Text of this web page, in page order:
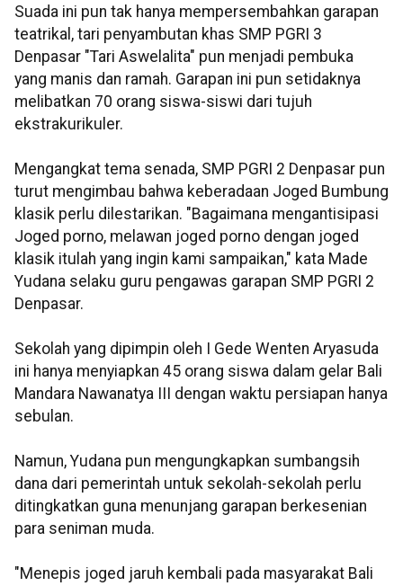
Suada ini pun tak hanya mempersembahkan garapan
teatrikal, tari penyambutan khas SMP PGRI 3
Denpasar "Tari Aswelalita" pun menjadi pembuka
yang manis dan ramah. Garapan ini pun setidaknya
melibatkan 70 orang siswa-siswi dari tujuh
ekstrakurikuler.
Mengangkat tema senada, SMP PGRI 2 Denpasar pun
turut mengimbau bahwa keberadaan Joged Bumbung
klasik perlu dilestarikan. "Bagaimana mengantisipasi
Joged porno, melawan joged porno dengan joged
klasik itulah yang ingin kami sampaikan," kata Made
Yudana selaku guru pengawas garapan SMP PGRI 2
Denpasar.
Sekolah yang dipimpin oleh I Gede Wenten Aryasuda
ini hanya menyiapkan 45 orang siswa dalam gelar Bali
Mandara Nawanatya III dengan waktu persiapan hanya
sebulan.
Namun, Yudana pun mengungkapkan sumbangsih
dana dari pemerintah untuk sekolah-sekolah perlu
ditingkatkan guna menunjang garapan berkesenian
para seniman muda.
"Menepis joged jaruh kembali pada masyarakat Bali